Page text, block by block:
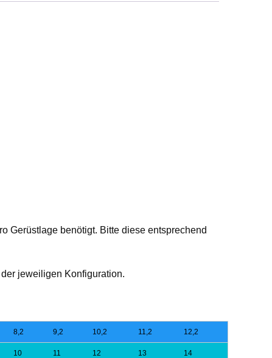
Gerüstlage benötigt. Bitte diese entsprechend
jeweiligen Konfiguration.
8,2 9,2 10,2 11,2 12,2
10 11 12 13 14